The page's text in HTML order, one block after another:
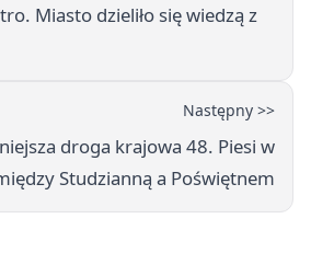
Miasto dzieliło się wiedzą z
Następny >>
droga krajowa 48. Piesi w
Studzianną a Poświętnem